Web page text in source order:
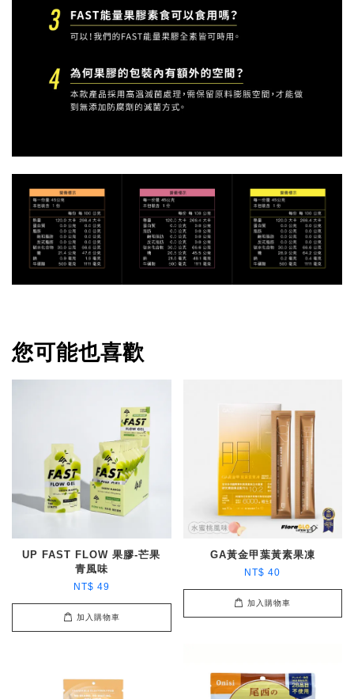
您可能也喜歡
UP FAST FLOW 果膠-芒果
青風味
NT$ 49
加入購物車
GA黃金甲葉黃素果凍
NT$ 40
加入購物車